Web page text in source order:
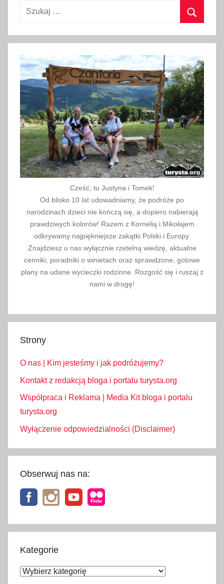
o
a
d
a
0
1
6
Szukaj:
Cześć, tu Justyna i Tomek!
Od blisko 10 lat udowadniamy, że podróże po
narodzinach dzieci nie kończą się, a dopiero nabierają
prawdziwych kolorów! Razem z Kornelią i Mikołajem
odkrywamy najpiękniejsze zakątki Polski i Europy.
Znajdziesz u nas wyłącznie rzetelną wiedzę, aktualne
cenniki, poradniki o winietach oraz sprawdzone, gotowe
plany na udane wycieczki rodzinne. Rozgość się i ruszaj z
nami w drogę!
Strony
O nas | Kim jesteśmy i jak podróżujemy?
Kontakt z redakcją bloga i portalu turysta.org
Współpraca i Reklama | Media Kit bloga i portalu
turysta.org
Wyłączenie odpowiedzialności (Disclaimer)
Obserwuj nas na:
Kategorie
Kategorie